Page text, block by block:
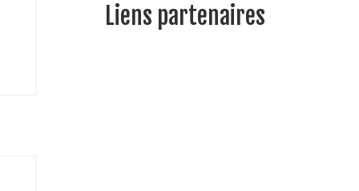
Liens partenaires